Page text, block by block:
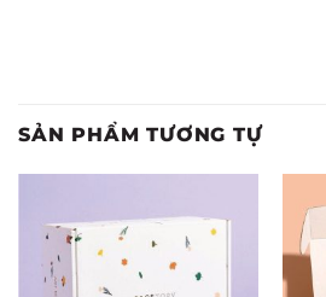
SẢN PHẨM TƯƠNG TỰ